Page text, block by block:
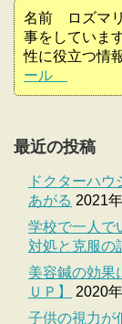
名前 ロズマ
事をしていま
性に役立つ情
ール
最近の投稿
ドクターハ
あがる 2021
学校で一人で
対処と克服の
美容鍼の効果
ＵＰ】
2020
子供の視力が